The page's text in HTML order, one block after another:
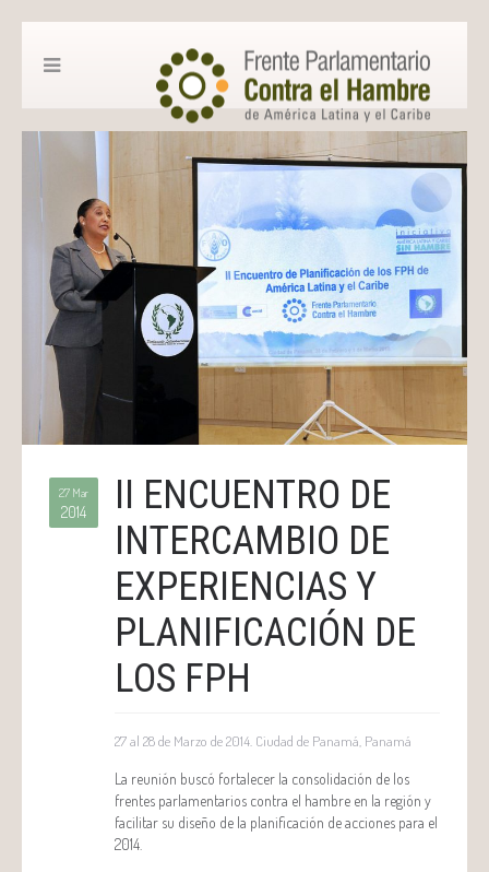
27 Mar
2014
II ENCUENTRO DE
INTERCAMBIO DE
EXPERIENCIAS Y
PLANIFICACIÓN DE
LOS FPH
27 al 28 de Marzo de 2014. Ciudad de Panamá, Panamá
La reunión buscó fortalecer la consolidación de los
frentes parlamentarios contra el hambre en la región y
facilitar su diseño de la planificación de acciones para el
2014.